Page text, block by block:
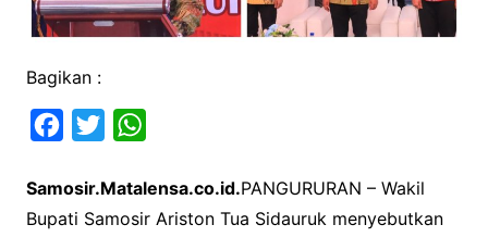
Bagikan :
c
e
i
t
a
t
Samosir.Matalensa.co.id.PANGURURAN – Wakil
Bupati Samosir Ariston Tua Sidauruk menyebutkan